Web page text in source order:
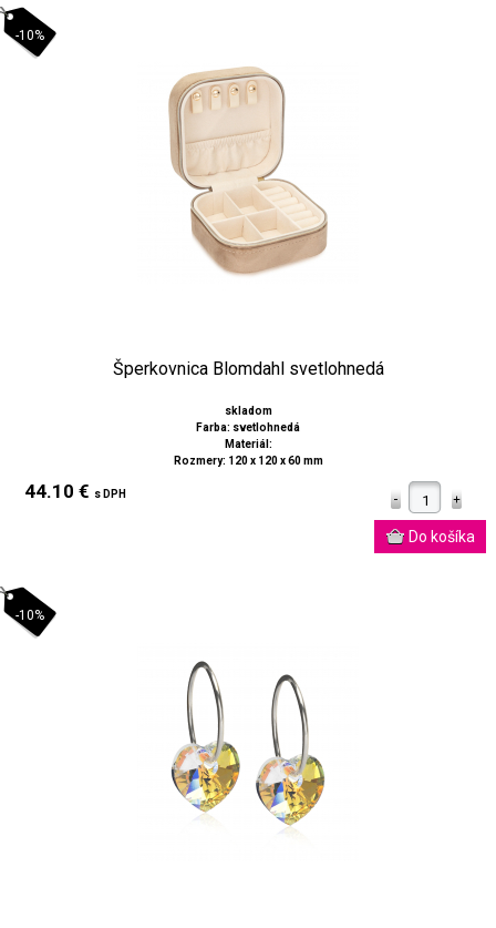
-10%
Šperkovnica Blomdahl svetlohnedá
skladom
Farba: svetlohnedá
Materiál:
Rozmery: 120 x 120 x 60 mm
44.10 € s DPH
-10%